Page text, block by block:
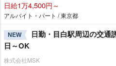
日給1万4,500円～
アルバイト・パート / 東京都
NEW
日勤・目白駅周辺の交通
日～OK
株式会社MSK